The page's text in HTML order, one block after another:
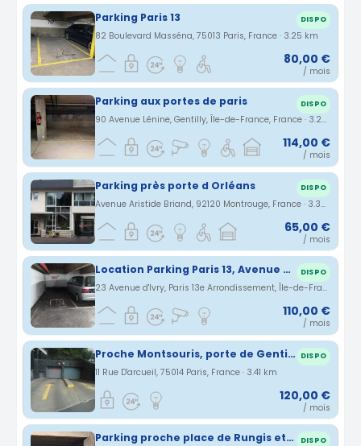
Parking Paris 13 DISPO
82 Boulevard Masséna, 75013 Paris, France · 3.25 km
80,00 €
/ mois
Parking aux portes de paris DISPO
90 Avenue Lénine, Gentilly, Île-de-France, France · 3.27 km
114,00 €
/ mois
Parking près porte d Orléans DISPO
Avenue Aristide Briand, 92120 Montrouge, France · 3.32 km
65,00 €
/ mois
Location Parking Paris 13, Avenue d'Ivry - 4ème sous-sol - Place 1205 Bis DISPO
23 Avenue d'Ivry, Paris 13e Arrondissement, Île-de-France, France · 3.35 km
110,00 €
/ mois
Proche Montsouris, porte de Gentilly et stade Charlety. Tram à côté DISPO
11 Rue D'arcueil, 75014 Paris, France · 3.41 km
120,00 €
/ mois
Parking proche place de Rungis et Cité florale DISPO